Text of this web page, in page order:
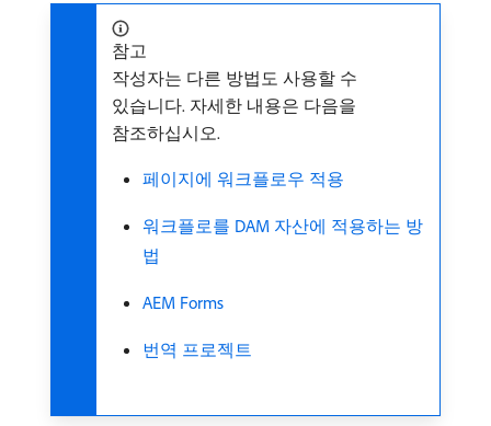
참고
작성자는 다른 방법도 사용할 수
있습니다. 자세한 내용은 다음을
참조하십시오.
페이지에 워크플로우 적용
워크플로를 DAM 자산에 적용하는 방
법
AEM Forms
번역 프로젝트